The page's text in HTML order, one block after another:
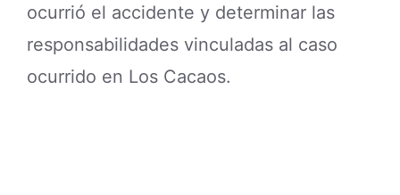
ocurrió el accidente y determinar las
responsabilidades vinculadas al caso
ocurrido en Los Cacaos.